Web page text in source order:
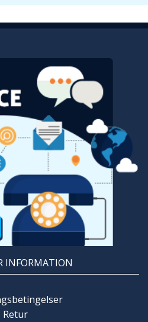
noget til min kone. Jeg
ved mig, var hun
hvor svært min penis
begejstret. Vi havde
har haft i år. Da
meget lang tid,
Det var bare
det klart: Fra nu af har
Så ingen weekend er
INFORMATION
Retur